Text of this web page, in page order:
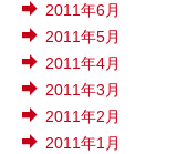
2011年6月
2011年5月
2011年4月
2011年3月
2011年2月
2011年1月